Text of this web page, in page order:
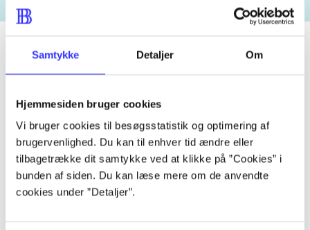
Samtykke Detaljer Om
Hjemmesiden bruger cookies
Vi bruger cookies til besøgsstatistik og optimering af
brugervenlighed. Du kan til enhver tid ændre eller
tilbagetrække dit samtykke ved at klikke på ”Cookies” i
bunden af siden. Du kan læse mere om de anvendte
cookies under ”Detaljer”.
Artiklen er en del af
lorem ipsum dolor sit amet ...
Tidsskrift
Artiklerne ihandler ofte om